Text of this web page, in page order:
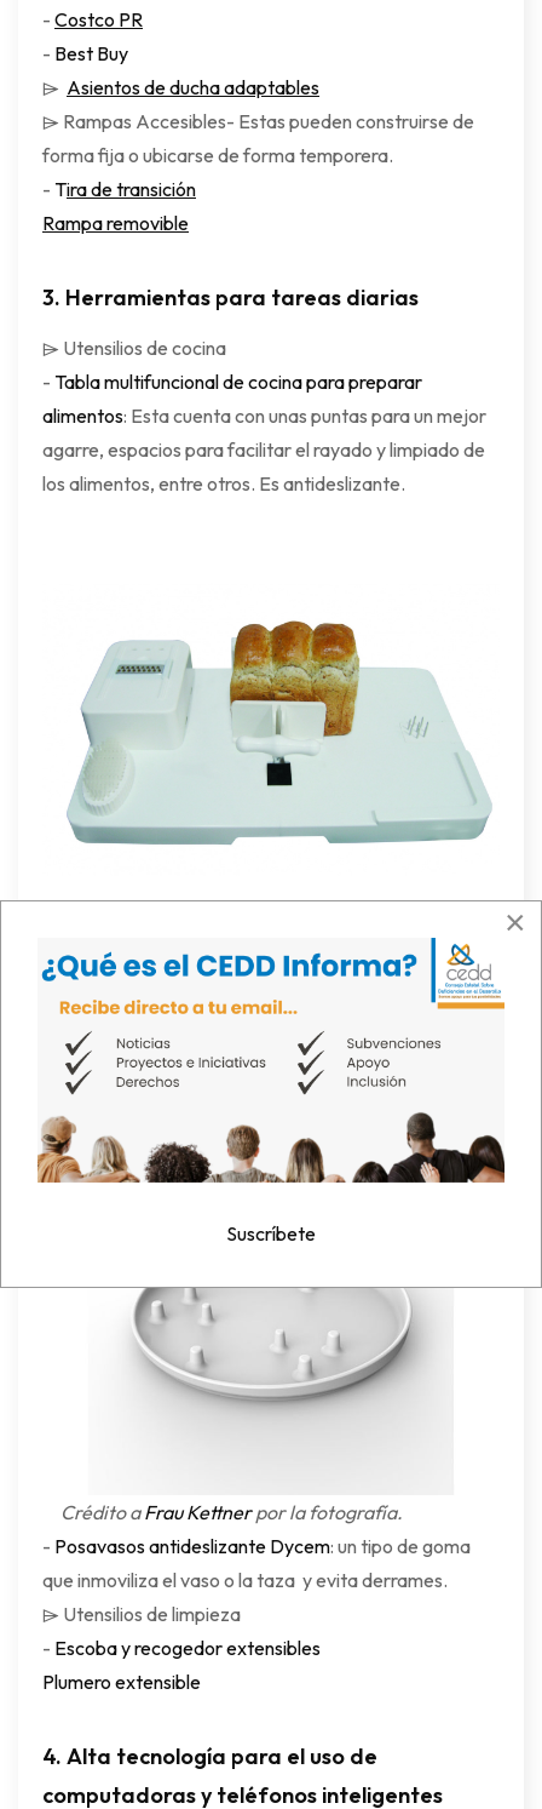
- Costco PR
- Best Buy
⌲ Asientos de ducha adaptables
⌲ Rampas Accesibles- Estas pueden construirse de
forma fija o ubicarse de forma temporera.
- Tira de transición
Rampa removible
3. Herramientas para tareas diarias
⌲ Utensilios de cocina
- Tabla multifuncional de cocina para preparar
alimentos: Esta cuenta con unas puntas para un mejor
agarre, espacios para facilitar el rayado y limpiado de
los alimentos, entre otros. Es antideslizante.
Crédito aAsisterpor la fotografía.
Plato Onehandplate de Frau Kettner
concilindros para cortar fácilmente los alimentos,
una pendiente para salsas y un borde alto para
moverlo sin esfuerzo. Tiene un fondo antideslizante.
Crédito aFrau Kettnerpor la fotografía.
- Posavasos antideslizante Dycem: un tipo de goma
que inmoviliza el vaso o la taza y evita derrames.
⌲ Utensilios de limpieza
- Escoba y recogedor extensibles
Plumero extensible
4. Alta tecnología para el uso de
computadoras y teléfonos inteligentes
×
Suscríbete